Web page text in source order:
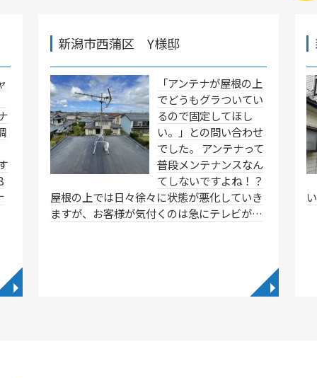
◥
新潟市西蒲区 Y様邸
「アンテナが屋根の上
でどうもグラついてい
るので固定してほし
い。」との問い合わせ
でした。 アンテナって
普段メンテナンスなん
てしないですよね！？
屋根の上では日々徐々に状態が悪化していき
ますが、お客様が気付くのは急にテレビが…
◥